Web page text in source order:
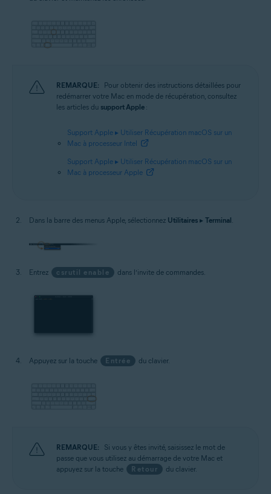
REMARQUE:
Pour obtenir des instructions détaillées pour
redémarrer votre Mac en mode de récupération, consultez
les articles du support Apple :
Support Apple ▸ Utiliser Récupération macOS sur un
Mac à processeur Intel
Support Apple ▸ Utiliser Récupération macOS sur un
Mac à processeur Apple
Dans la barre des menus Apple, sélectionnez Utilitaires ▸ Terminal
Entrez csrutil enable dans l’invite de commandes.
Appuyez sur la touche Entrée du clavier.
REMARQUE:
Si vous y êtes invité, saisissez le mot de
passe que vous utilisez au démarrage de votre Mac et
appuyez sur la touche
Retour du clavier.